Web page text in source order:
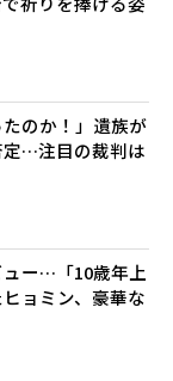
たのか！」遺族が
…注目の裁判は
ー…「10歳年上
ョミン、豪華な